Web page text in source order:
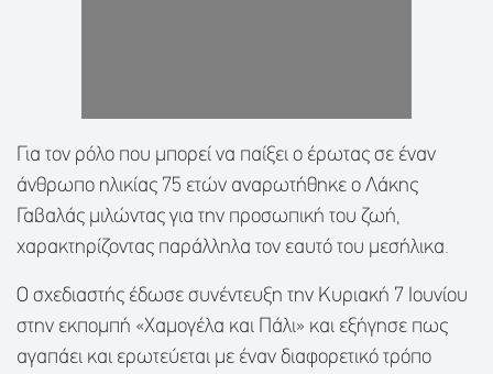
Για τον ρόλο που μπορεί να παίξει ο έρωτας σε έναν
άνθρωπο ηλικίας 75 ετών αναρωτήθηκε ο Λάκης
Γαβαλάς μιλώντας για την προσωπική του ζωή,
χαρακτηρίζοντας παράλληλα τον εαυτό του μεσήλικα.
Ο σχεδιαστής έδωσε συνέντευξη την Κυριακή 7 Ιουνίου
στην εκπομπή «Χαμογέλα και Πάλι» και εξήγησε πως
αγαπάει και ερωτεύεται με έναν διαφορετικό τρόπο